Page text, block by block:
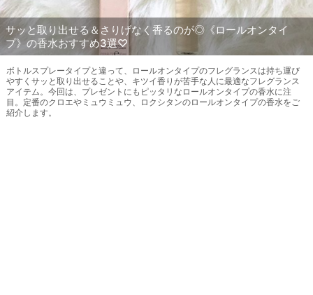
サッと取り出せる＆さりげなく香るのが◎《ロールオンタイ
プ》の香水おすすめ3選♡
ボトルスプレータイプと違って、ロールオンタイプのフレグランスは持ち運び
やすくサッと取り出せることや、キツイ香りが苦手な人に最適なフレグランス
アイテム。今回は、プレゼントにもピッタリなロールオンタイプの香水に注
目。定番のクロエやミュウミュウ、ロクシタンのロールオンタイプの香水をご
紹介します。